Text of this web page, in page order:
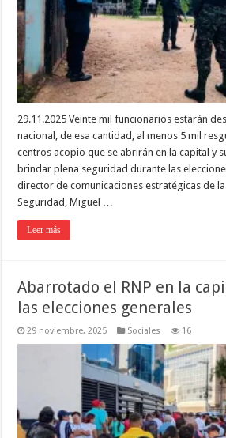
29.11.2025 Veinte mil funcionarios estarán
nacional, de esa cantidad, al menos 5 mil
centros acopio que se abrirán en la capital y
brindar plena seguridad durante las
director de comunicaciones estratégicas de
Seguridad, Miguel …
Leer más
Abarrotado el RNP en la
las elecciones generales
29 noviembre, 2025 Sociales 16